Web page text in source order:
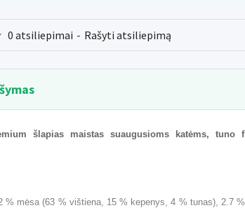
0 atsiliepimai - Rašyti atsiliepimą
šlapias maistas suaugusioms katėms, tuno
% mėsa (63 % vištiena, 15 % kepenys, 4 % tunas), 2.7